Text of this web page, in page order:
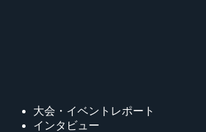
大会・イベントレポート
インタビュー